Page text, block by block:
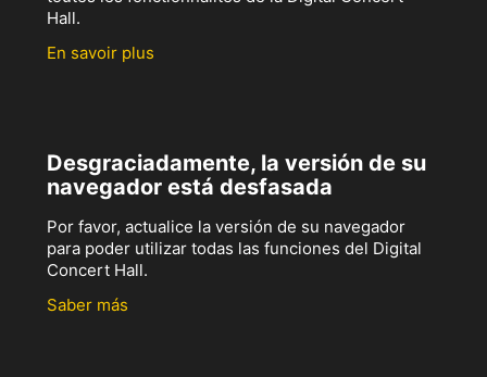
Hall.
En savoir plus
Desgraciadamente, la versión de su
navegador está desfasada
Por favor, actualice la versión de su navegador
para poder utilizar todas las funciones del Digital
Concert Hall.
Saber más